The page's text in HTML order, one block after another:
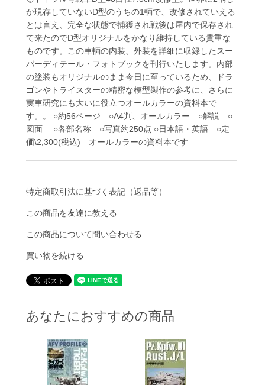
か現存していないD型のうちの1輌で、改修されていえる
とは言え、完全な状態で捕獲され戦後は屋内で保存され
て来たのでD型オリジナルをかなり維持している貴重な
ものです。この車輌の内装、外装を詳細に収録したスー
パーディテール・フォトブックを刊行いたします。内部
の塗装もオリジナルのまま今日に至っているため、ドラ
ゴンやトライスターの精密な模型製作の参考に、さらに
実車研究にも大いに役立つオールカラーの資料本で
す。。 ○約56ページ ○A4判、オールカラー ○解説 ○
図面 ○各部名称 ○写真約250点 ○日本語・英語 ○定
価\2,300(税込) オールカラーの資料本です
特定商取引法に基づく表記（返品等）
この商品を友達に教える
この商品について問い合わせる
買い物を続ける
あなたにおすすめの商品